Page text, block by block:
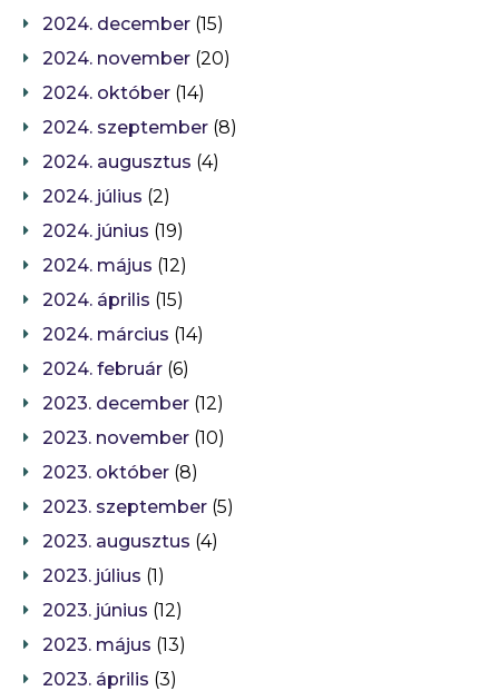
2024. december (15)
2024. november (20)
2024. október (14)
2024. szeptember (8)
2024. augusztus (4)
2024. július (2)
2024. június (19)
2024. május (12)
2024. április (15)
2024. március (14)
2024. február (6)
2023. december (12)
2023. november (10)
2023. október (8)
2023. szeptember (5)
2023. augusztus (4)
2023. július (1)
2023. június (12)
2023. május (13)
2023. április (3)